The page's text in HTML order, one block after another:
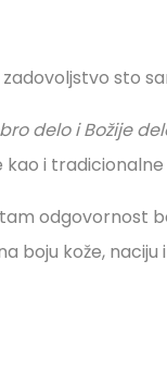
sto
delo i Božije
kao i
odgovornost
boju kože,